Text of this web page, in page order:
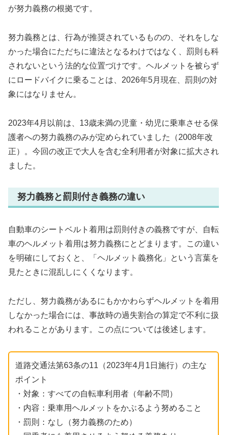
が努力義務の根拠です。
努力義務とは、行為が推奨されているものの、それをしな
かった場合にただちに違法となるわけではなく、罰則も科
されないという法的な位置づけです。ヘルメットを被らず
にロードバイクに乗ることは、2026年5月現在、罰則の対
象にはなりません。
2023年4月以前は、13歳未満の児童・幼児に乗車させる保
護者への努力義務のみが定められていました（2008年改
正）。今回の改正で大人を含む全利用者が対象に拡大され
ました。
努力義務と罰則付き義務の違い
自動車のシートベルト着用は罰則付きの義務ですが、自転
車のヘルメット着用は努力義務にとどまります。この違い
を明確にしておくと、「ヘルメット義務化」という言葉を
見たときに混乱しにくくなります。
ただし、努力義務があるにもかかわらずヘルメットを着用
しなかった場合には、事故時の過失割合の算定で不利に扱
われることがあります。この点については後述します。
道路交通法第63条の11（2023年4月1日施行）の主な
ポイント
・対象：すべての自転車利用者（年齢不問）
・内容：乗車用ヘルメットをかぶるよう努めること
・罰則：なし（努力義務のため）